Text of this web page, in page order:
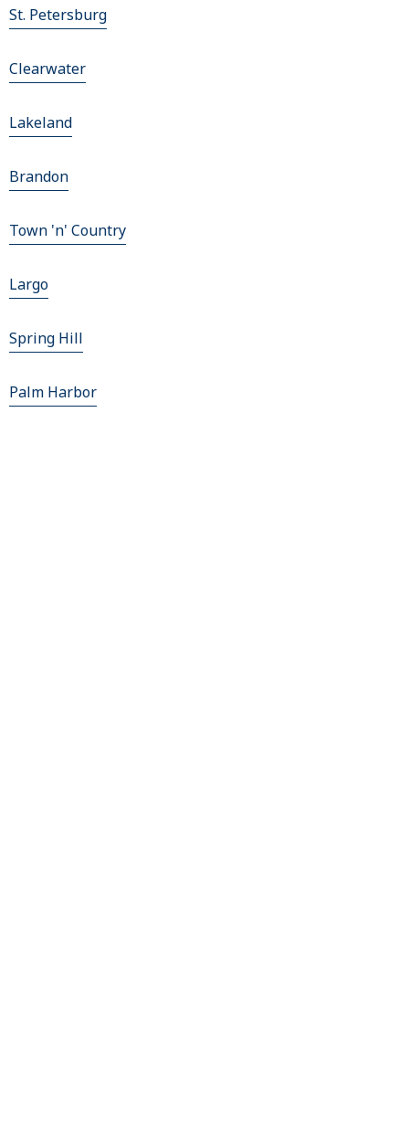
St. Petersburg
Clearwater
Lakeland
Brandon
Town 'n' Country
Largo
Spring Hill
Palm Harbor